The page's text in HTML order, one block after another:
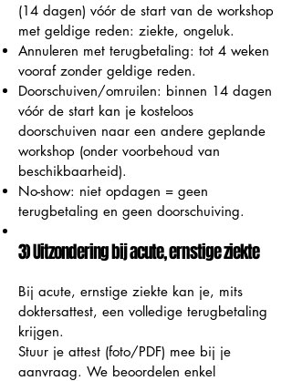
(14 dagen) vóór de start van de workshop
met geldige reden: ziekte, ongeluk.
Annuleren met terugbetaling: tot 4 weken
vooraf zonder geldige reden.
Doorschuiven/omruilen: binnen 14 dagen
vóór de start kan je kosteloos
doorschuiven naar een andere geplande
workshop (onder voorbehoud van
beschikbaarheid).
No-show: niet opdagen = geen
terugbetaling en geen doorschuiving.
3) Uitzondering bij acute, ernstige ziekte
Bij acute, ernstige ziekte kan je, mits
doktersattest, een volledige terugbetaling
krijgen.
Stuur je attest (foto/PDF) mee bij je
aanvraag. We beoordelen enkel